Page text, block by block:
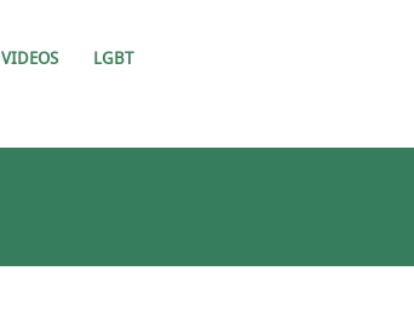
VIDEOS LGBT